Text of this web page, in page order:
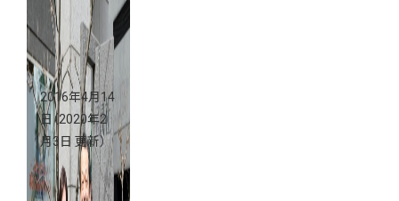
いて
2016年4月14
日 （2020年2
月3日 更新）